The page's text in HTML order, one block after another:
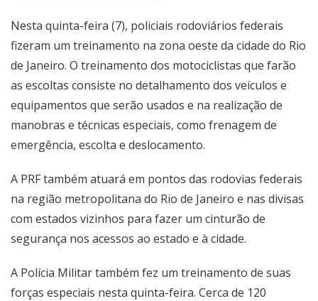
Nesta quinta-feira (7), policiais rodoviários federais
fizeram um treinamento na zona oeste da cidade do Rio
de Janeiro. O treinamento dos motociclistas que farão
as escoltas consiste no detalhamento dos veículos e
equipamentos que serão usados e na realização de
manobras e técnicas especiais, como frenagem de
emergência, escolta e deslocamento.
A PRF também atuará em pontos das rodovias federais
na região metropolitana do Rio de Janeiro e nas divisas
com estados vizinhos para fazer um cinturão de
segurança nos acessos ao estado e à cidade.
A Polícia Militar também fez um treinamento de suas
forças especiais nesta quinta-feira. Cerca de 120